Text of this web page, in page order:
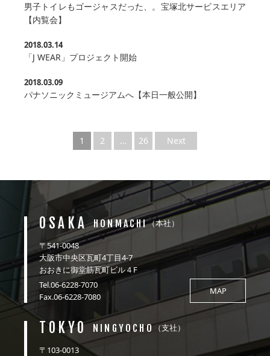
男子トイレもゴージャスだった、。宝塚北サービスエリア
【内覧会】
2018.03.14
「J WEAR」プロジェクト開始
2018.03.09
パナソニックミュージアムへ【本日一般公開】
1 2 … 26 Next
OSAKA HONMACHI（本社）
〒541-0048
大阪市中央区瓦町4丁目4-7
おおきに御堂筋瓦町ビル４F
Tel.06-6228-7070
Fax.06-6228-7080
MAP
TOKYO NINGYOCHO（支社）
〒103-0013